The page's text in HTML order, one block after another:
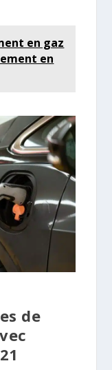
en gaz
en
de